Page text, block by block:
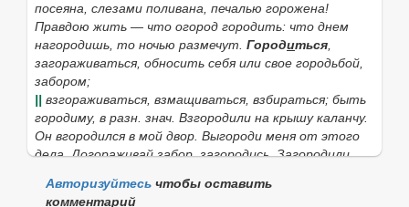
посеяна, слезами поливана, печалью горожена!
Правдою жить — что огород городить: что днем
нагородишь, то ночью размечут. Городиться,
загораживаться, обносить себя или свое городьбой,
забором;
|| взгораживаться, взмащиваться, взбираться; быть
городиму, в разн. знач. Взгородили на крышу каланчу.
Он вгородился в мой двор. Выгороди меня от этого
дела. Догораживай забор, загородись. Загородили
Надгородить забор,поднять.Огради меня от обид.
Авторизуйтесь чтобы оставить
комментарий